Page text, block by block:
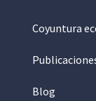
Coyuntura
Blog